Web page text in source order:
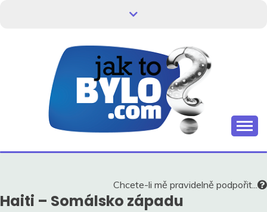
HISTORIE V
SOUVISLOSTECH
Chcete-li mě pravidelně podpořit...
Haiti – Somálsko západu